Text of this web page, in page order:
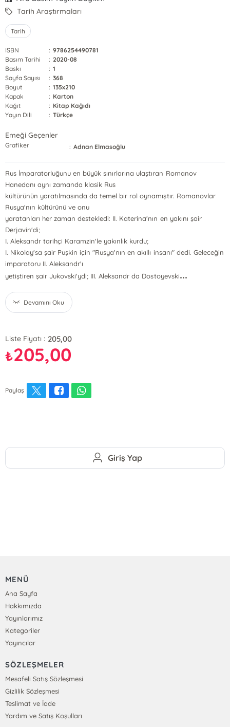
Tarih Araştırmaları
Tarih
ISBN : 9786254490781
Basım Tarihi
: 2020-08
Baskı
: 1
Sayfa Sayısı
: 368
Boyut
: 135x210
Kapak
: Karton
Kağıt
: Kitap Kağıdı
Yayın Dili
: Türkçe
Emeği Geçenler
Grafiker : Adnan Elmasoğlu
Rus İmparatorluğunu en büyük sınırlarına ulaştıran Romanov
Hanedanı aynı zamanda klasik Rus
kültürünün yaratılmasında da temel bir rol oynamıştır. Romanovlar
Rusya'nın kültürünü ve onu
yaratanları her zaman destekledi: II. Katerina'nın en yakını şair
Derjavin'di;
I. Aleksandr tarihçi Karamzin'le yakınlık kurdu;
I. Nikolay'sa şair Puşkin için "Rusya'nın en akıllı insanı" dedi. Geleceğin
imparatoru II. Aleksandr'ı
yetiştiren şair Jukovski'ydi; III. Aleksandr da Dostoyevski...
Devamını Oku
Liste Fiyatı : 205,00
₺205,00
Paylaş
Giriş Yap
MENÜ
Ana Sayfa
Hakkımızda
Yayınlarımız
Kategoriler
Yayıncılar
SÖZLEŞMELER
Mesafeli Satış Sözleşmesi
Gizlilik Sözleşmesi
Teslimat ve İade
Yardım ve Satış Koşulları